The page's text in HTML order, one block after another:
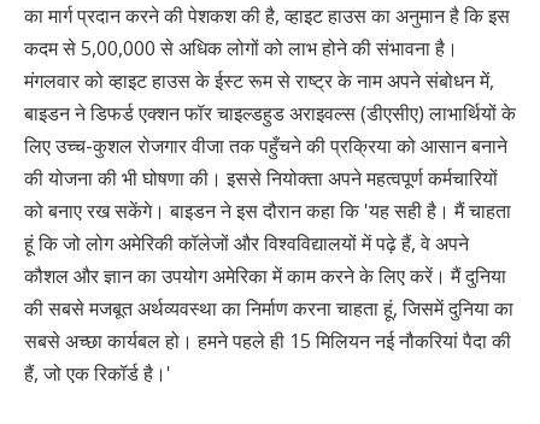
का मार्ग प्रदान करने की पेशकश की है, व्हाइट हाउस का अनुमान है कि इस
कदम से 5,00,000 से अधिक लोगों को लाभ होने की संभावना है।
मंगलवार को व्हाइट हाउस के ईस्ट रूम से राष्ट्र के नाम अपने संबोधन में,
बाइडन ने डिफर्ड एक्शन फॉर चाइल्डहुड अराइवल्स (डीएसीए) लाभार्थियों के
लिए उच्च-कुशल रोजगार वीजा तक पहुँचने की प्रक्रिया को आसान बनाने
की योजना की भी घोषणा की। इससे नियोक्ता अपने महत्वपूर्ण कर्मचारियों
को बनाए रख सकेंगे। बाइडन ने इस दौरान कहा कि 'यह सही है। मैं चाहता
हूं कि जो लोग अमेरिकी कॉलेजों और विश्वविद्यालयों में पढ़े हैं, वे अपने
कौशल और ज्ञान का उपयोग अमेरिका में काम करने के लिए करें। मैं दुनिया
की सबसे मजबूत अर्थव्यवस्था का निर्माण करना चाहता हूं, जिसमें दुनिया का
सबसे अच्छा कार्यबल हो। हमने पहले ही 15 मिलियन नई नौकरियां पैदा की
हैं, जो एक रिकॉर्ड है।'